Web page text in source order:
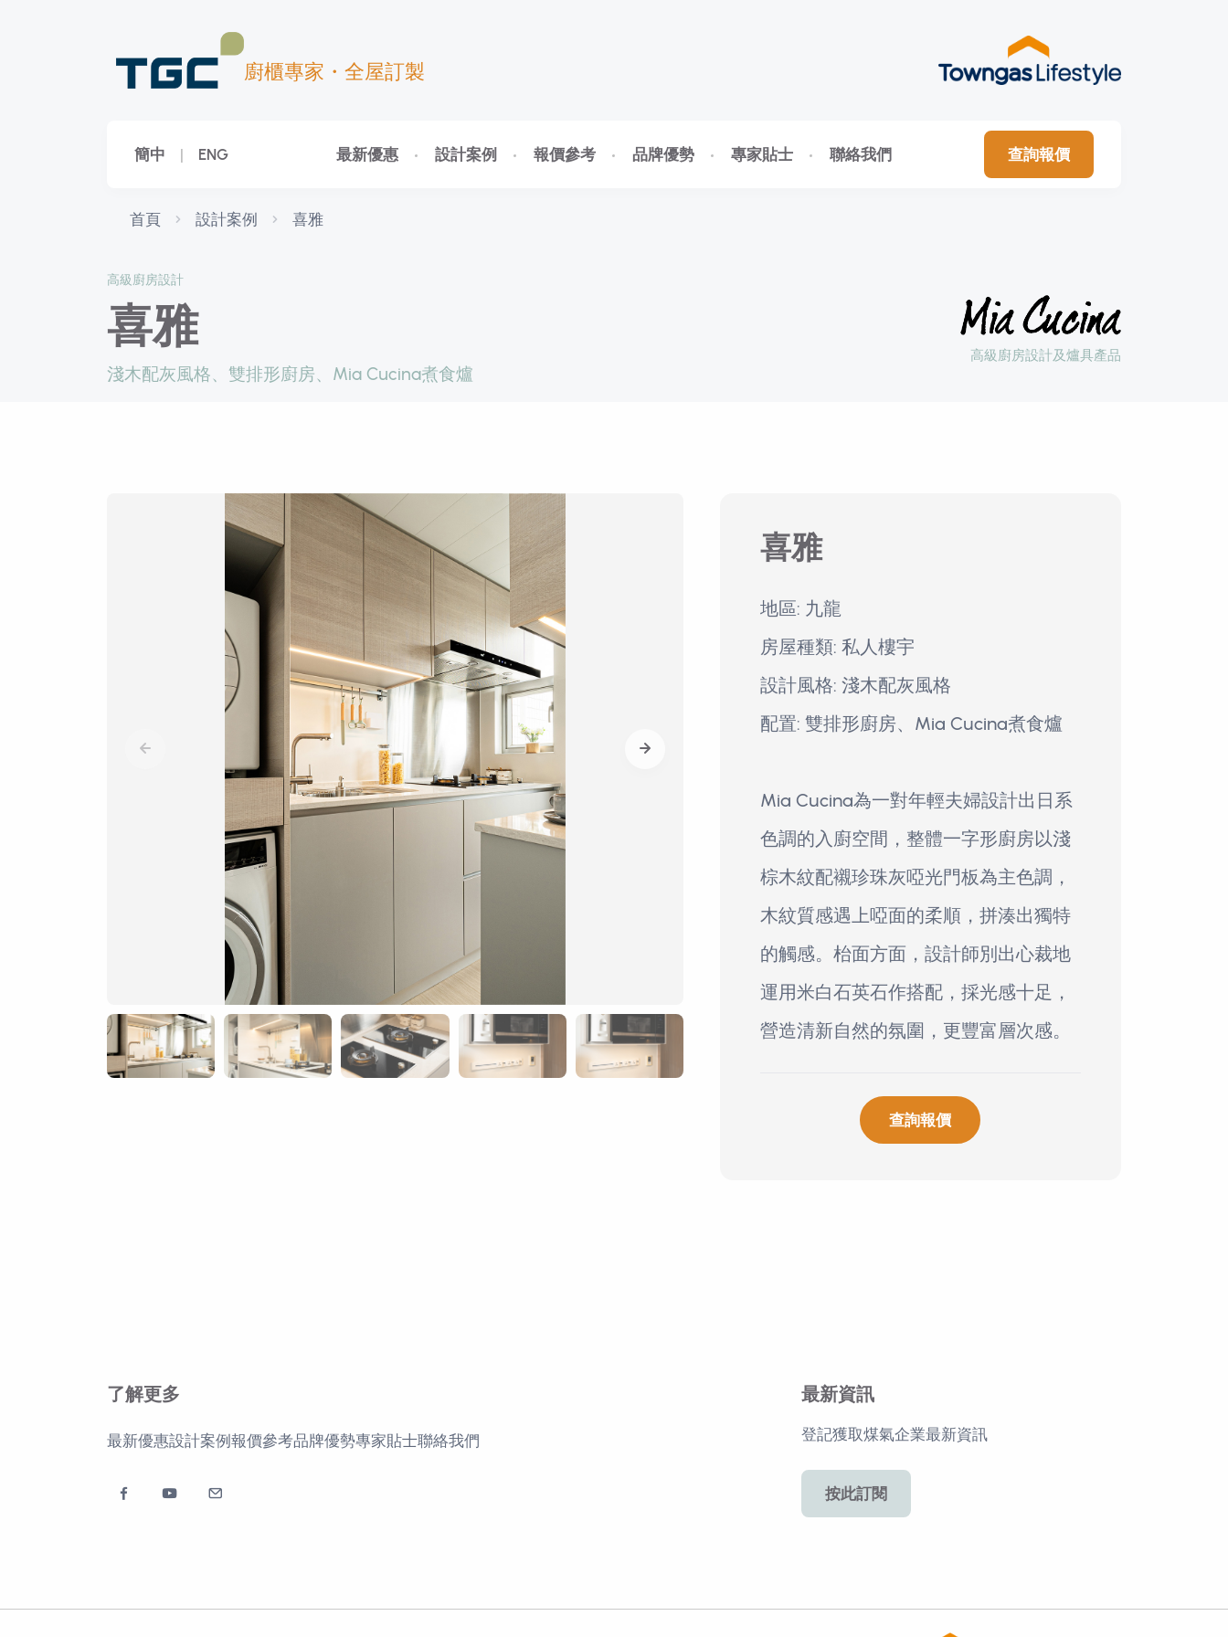
廚櫃專家・全屋訂製
簡中 | ENG 最新優惠 設計案例 報價參考 品牌優勢 專家貼士 聯絡我們 查詢報價
首頁 設計案例 喜雅
高級廚房設計
喜雅
淺木配灰風格、雙排形廚房、Mia Cucina煮食爐
高級廚房設計及爐具產品
喜雅
地區: 九龍
房屋種類: 私人樓宇
設計風格: 淺木配灰風格
配置: 雙排形廚房、Mia Cucina煮食爐
Mia Cucina為一對年輕夫婦設計出日系
色調的入廚空間，整體一字形廚房以淺
棕木紋配襯珍珠灰啞光門板為主色調，
木紋質感遇上啞面的柔順，拼湊出獨特
的觸感。枱面方面，設計師別出心裁地
運用米白石英石作搭配，採光感十足，
營造清新自然的氛圍，更豐富層次感。
查詢報價
了解更多
最新優惠設計案例 報價參考品牌優勢專家貼士聯絡我們
最新資訊
登記獲取煤氣企業最新資訊
按此訂閱